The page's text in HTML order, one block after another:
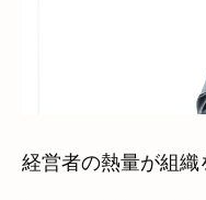
経営者の熱量が組織